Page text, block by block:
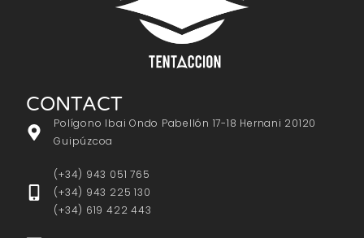
CONTACT
Polígono Ibai Ondo Pabellón 17-18 Hernani 20120
Guipúzcoa
(+34) 943 051 765
(+34) 943 225 130
(+34) 619 422 443